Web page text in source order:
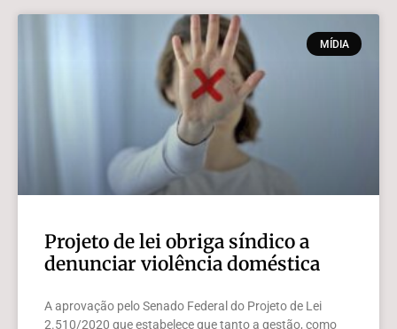
MÍDIA
Projeto de lei obriga síndico a
denunciar violência doméstica
A aprovação pelo Senado Federal do Projeto de Lei
2.510/2020 que estabelece que tanto a gestão, como